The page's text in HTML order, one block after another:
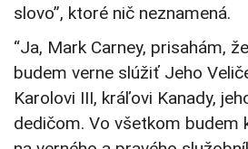
slovo”, ktoré nič neznamená.
“Ja, Mark Carney, prisahám,
budem verne slúžiť Jeho
Karolovi III, kráľovi Kanady,
dedičom. Vo všetkom budem